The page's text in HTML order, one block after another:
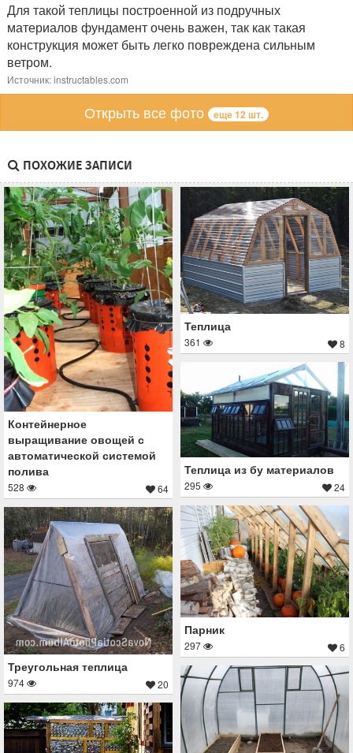
Для такой теплицы построенной из подручных
материалов фундамент очень важен, так как такая
конструкция может быть легко повреждена сильным
ветром.
Источник: instructables.com
Открыть все фото еще 12 шт.
ПОХОЖИЕ ЗАПИСИ
Контейнерное
выращивание овощей с
автоматической системой
полива
528 64
Теплица
361 8
Теплица из бу материалов
295 24
Парник
297 6
Треугольная теплица
974 20